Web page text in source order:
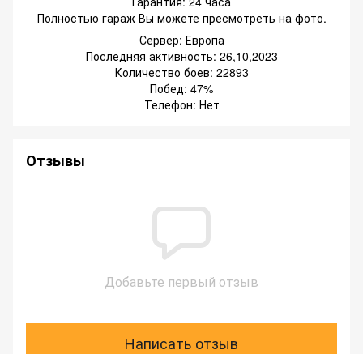
Полностью гараж Вы можете пресмотреть на фото.
Сервер: Европа
Последняя активность: 26,10,2023
Количество боев: 22893
Побед: 47%
Телефон: Нет
Отзывы
Добавьте первый отзыв
Написать отзыв